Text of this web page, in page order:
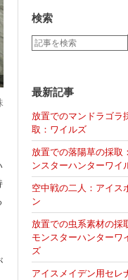
検索
最新記事
放置でのマンドラゴラ
取：ワイルズ
放置での落陽草の採取
ンスターハンターワイ
空中戦の二人：アイス
ン
放置での虫系素材の採
モンスターハンターワ
ズ
アイスメイデン用セレ